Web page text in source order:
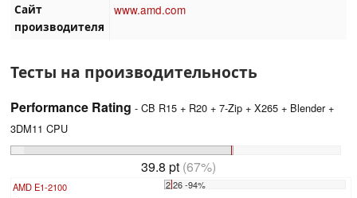
Сайт
производителя
www.amd.com
Тесты на производительность
Performance Rating - CB R15 + R20 + 7-Zip + X265 + Blender +
3DM11 CPU
39.8 pt (67%)
AMD E1-2100 2.26 -94%